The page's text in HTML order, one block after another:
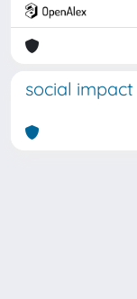
social impact